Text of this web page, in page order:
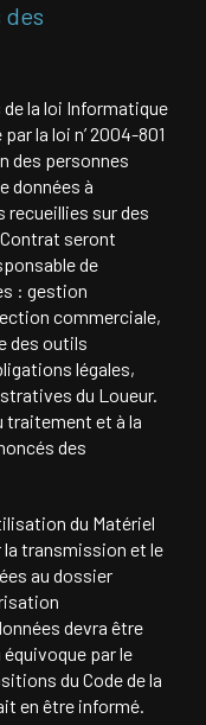
des
la loi Informatique
la loi n’ 2004-801
des personnes
données à
sur des
seront
de
: gestion
commerciale,
des outils
légales,
du Loueur.
traitement et à la
des
du Matériel
la transmission et le
au dossier
devra être
par le
du Code de la
en être informé.